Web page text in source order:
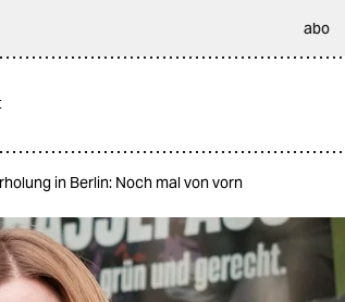
abo
in Berlin: Noch mal von vorn